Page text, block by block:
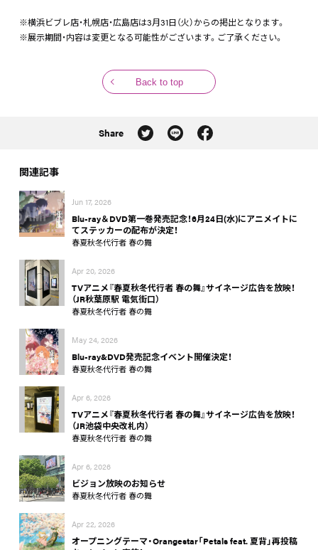
※横浜ビブレ店・札幌店・広島店は3月31日（火）からの掲出となります。
※展示期間・内容は変更となる可能性がございます。ご了承ください。
Back to top
Share
関連記事
Jun 17, 2026
Blu-ray＆DVD第一巻発売記念！6月24日(水)にアニメイトに
てステッカーの配布が決定！
春夏秋冬代行者 春の舞
Apr 20, 2026
TVアニメ『春夏秋冬代行者 春の舞』サイネージ広告を放映！
（JR秋葉原駅 電気街口）
春夏秋冬代行者 春の舞
May 24, 2026
Blu-ray&DVD発売記念イベント開催決定！
春夏秋冬代行者 春の舞
Apr 6, 2026
TVアニメ『春夏秋冬代行者 春の舞』サイネージ広告を放映！
（JR池袋中央改札内）
春夏秋冬代行者 春の舞
Apr 6, 2026
ビジョン放映のお知らせ
春夏秋冬代行者 春の舞
Apr 22, 2026
オープニングテーマ・Orangestar「Petals feat. 夏背」再投稿